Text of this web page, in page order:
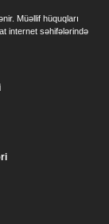
Müəllif hüquqları
internet səhifələrində